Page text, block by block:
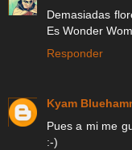
Demasiadas
Es Wonder
Responder
Kyam
Pues a mi me
:-)